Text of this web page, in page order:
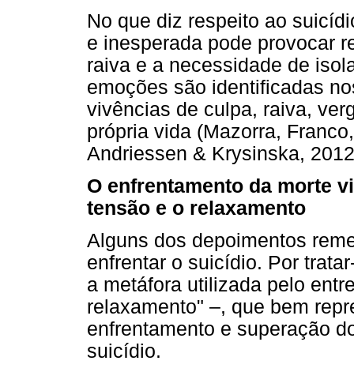
No que diz respeito ao
e inesperada pode provocar
raiva e a necessidade de
emoções são identificadas
vivências de culpa, raiva,
própria vida (Mazorra,
Andriessen & Krysinska,
O enfrentamento da morte
tensão e o relaxamento
Alguns dos depoimentos
enfrentar o suicídio. Por
a metáfora utilizada pelo
relaxamento" –, que bem
enfrentamento e superação
suicídio.